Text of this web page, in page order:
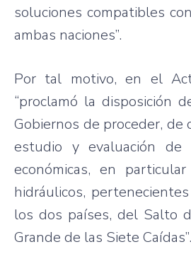
soluciones compatibles
ambas naciones”.
Por tal motivo, en el
“proclamó la disposición
Gobiernos de proceder, de
estudio y evaluación de
económicas, en
hidráulicos,
los dos países, del Salto
Grande de las Siete Caídas”.